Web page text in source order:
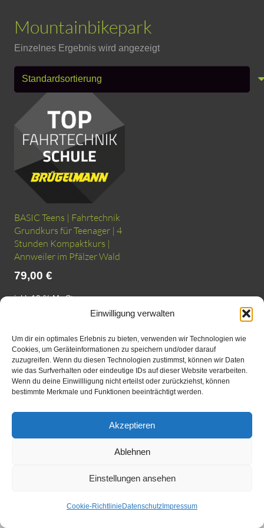
Einwilligung verwalten
Um dir ein optimales Erlebnis zu bieten, verwenden wir Technologien wie
Cookies, um Geräteinformationen zu speichern und/oder darauf
zuzugreifen. Wenn du diesen Technologien zustimmst, können wir Daten
wie das Surfverhalten oder eindeutige IDs auf dieser Website verarbeiten.
Wenn du deine Einwillligung nicht erteilst oder zurückziehst, können
bestimmte Merkmale und Funktionen beeinträchtigt werden.
Akzeptieren
Ablehnen
Einstellungen ansehen
Cookie-Richtlinie Datenschutz Impressum
Mountainbikepark
Einzelnes Ergebnis wird angezeigt
BASIC Teens | Fahrtechnik
Grundkurs für Teenager | 4
Stunden Kompaktkurs |
Annweiler im Pfälzer Wald
79,00 €
inkl. 19 % MwSt.
Warenkorb